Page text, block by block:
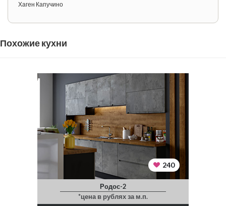
Хаген Капучино
Похожие кухни
240
Родос-2
*цена в рублях за м.п.